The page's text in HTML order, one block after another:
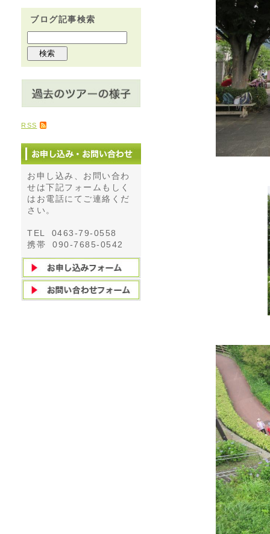
ブログ記事検索
RSS
お申し込み、お問い合わ
せは下記フォームもしく
はお電話にてご連絡くだ
さい。
TEL 0463-79-0558
携帯 090-7685-0542